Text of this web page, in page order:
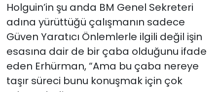
Holguin’in şu anda BM Genel Sekreteri
adına yürüttüğü çalışmanın sadece
Güven Yaratıcı Önlemlerle ilgili değil işin
esasına dair de bir çaba olduğunu ifade
eden Erhürman, “Ama bu çaba nereye
taşır süreci bunu konuşmak için çok